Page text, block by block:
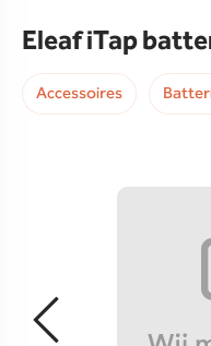
Eleaf iTap
Accessoires